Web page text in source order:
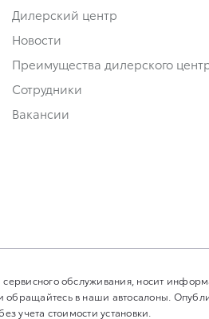
Дилерский центр
Новости
Преимущества дилерского
Сотрудники
Вакансии
обслуживания, носит
в наши автосалоны.
учета стоимости установки.